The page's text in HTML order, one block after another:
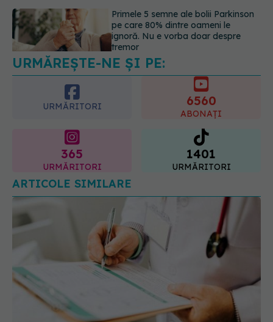
Gabriela Cristea, manifest pentru
respect și acceptare: Corpul
fiecăruia spune o poveste
05.08.2026, 21:23
URMĂREȘTE-NE ȘI PE:
URMĂRITORI 6560
ABONAȚI
365
URMĂRITORI
1401
URMĂRITORI
ARTICOLE SIMILARE